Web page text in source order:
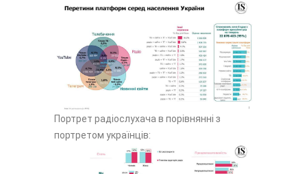
Портрет радіослухача в порівнянні з
портретом українців: